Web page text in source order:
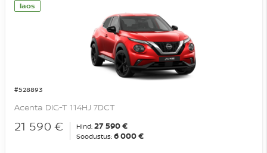
laos
#528893
Acenta DIG-T 114HJ 7DCT
21 590 € Hind: 27 590 €
Soodustus: 6 000 €